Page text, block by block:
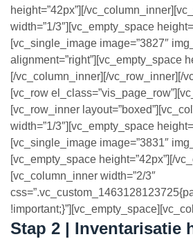
height=”42px”][/
width=”1/3″][vc_empty_space
[vc_single_image image=”3827″
alignment=”right”][vc_empty_space
[/vc_column_inner][/vc_row_inner][/
[vc_row
[vc_row_inner
width=”1/3″][vc_empty_space
[vc_single_image image=”3831″
[vc_empty_space height=”42px”][/
[vc_column_inner width=”2/3″
Stap 2 | Inventarisatie